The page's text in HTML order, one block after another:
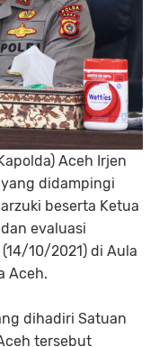
Aceh Irjen
yang didampingi
beserta Ketua
evaluasi
10/2021) di Aula
Aceh.
dihadiri Satuan
tersebut